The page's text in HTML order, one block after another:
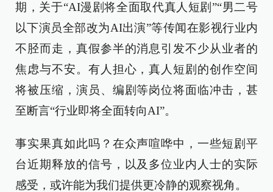
期，关于“AI漫剧将全面取代真人短剧”“男二号
以下演员全部改为AI出演”等传闻在影视行业内
不胫而走，真假参半的消息引发不少从业者的
焦虑与不安。有人担心，真人短剧的创作空间
将被压缩，演员、编剧等岗位将面临冲击，甚
至断言“行业即将全面转向AI”。
事实果真如此吗？在众声喧哗中，一些短剧平
台近期释放的信号，以及多位业内人士的实际
感受，或许能为我们提供更冷静的观察视角。